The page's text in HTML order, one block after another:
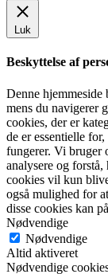
Luk
Beskyttelse af
Denne hjemmeside
mens du navigerer
cookies, der er
de er essentielle
fungerer. Vi bruger
analysere og
cookies vil kun
også mulighed for
disse cookies kan
Nødvendige
Nødvendige
Altid aktiveret
Nødvendige